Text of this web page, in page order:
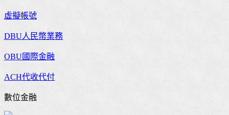
虛擬帳號
DBU人民幣業務
OBU國際金融
ACH代收代付
數位金融